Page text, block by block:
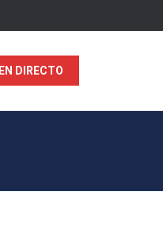
EN DIRECTO